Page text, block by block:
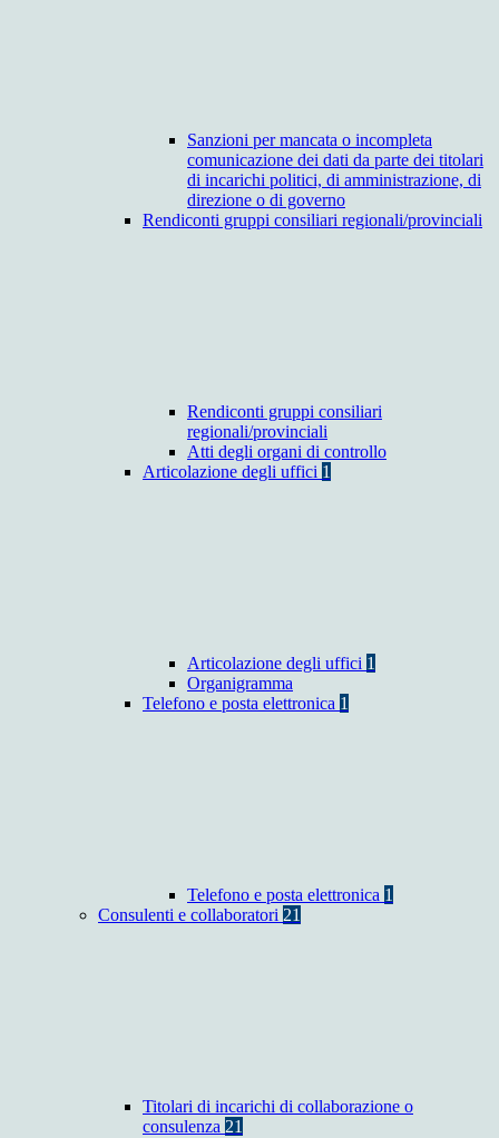
Sanzioni per mancata o incompleta
comunicazione dei dati da parte dei titolari
di incarichi politici, di amministrazione, di
direzione o di governo
Rendiconti gruppi consiliari regionali/provinciali
Rendiconti gruppi consiliari
regionali/provinciali
Atti degli organi di controllo
Articolazione degli uffici 1
Articolazione degli uffici 1
Organigramma
Telefono e posta elettronica 1
Telefono e posta elettronica 1
Consulenti e collaboratori 21
Titolari di incarichi di collaborazione o
consulenza 21